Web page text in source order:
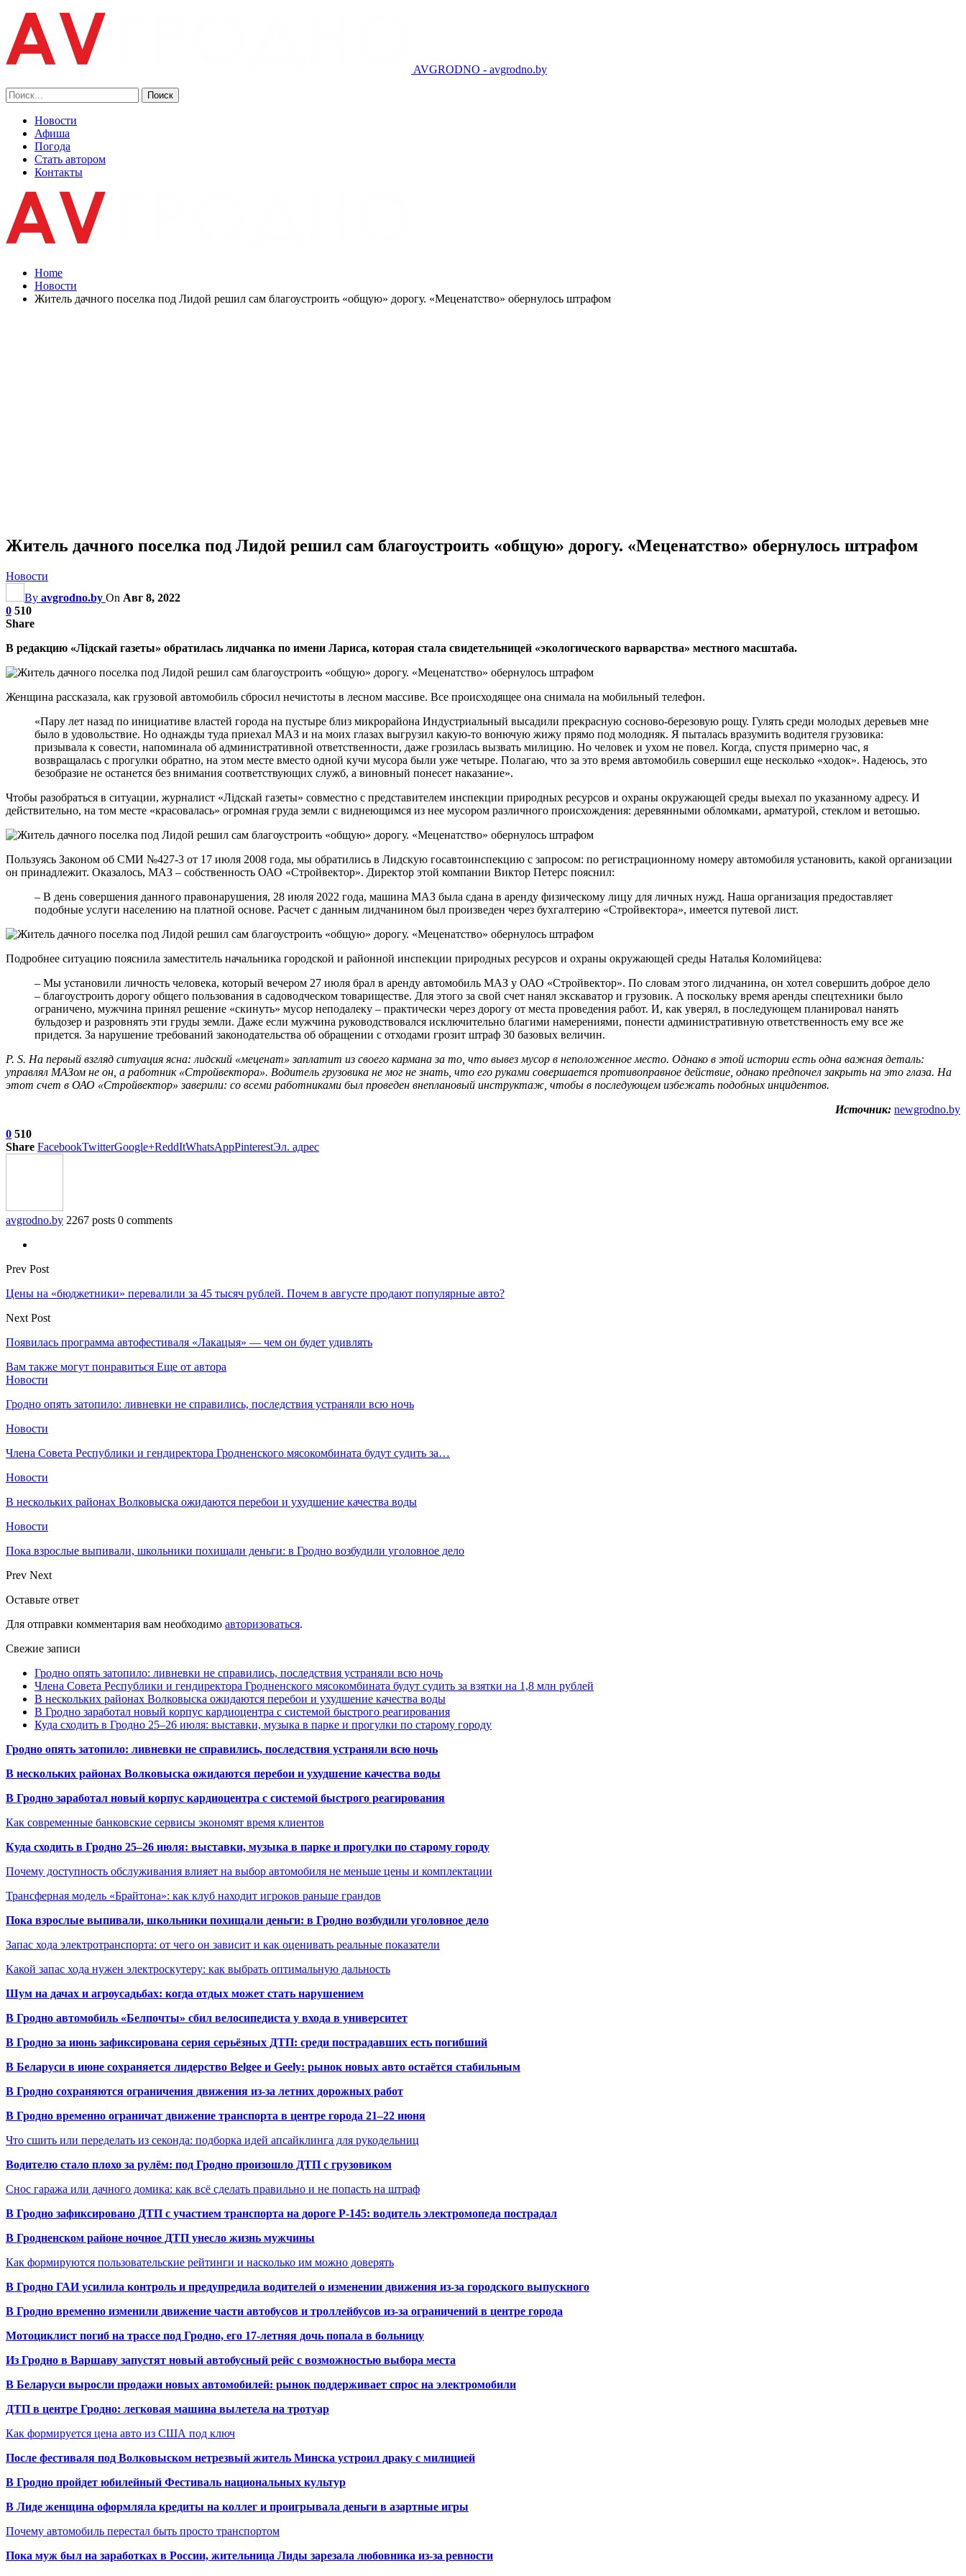
AVGRODNO - avgrodno.by
Новости
Афиша
Погода
Стать автором
Контакты
Home
Новости
Житель дачного поселка под Лидой решил сам благоустроить «общую» дорогу. «Меценатство» обернулось штрафом
Житель дачного поселка под Лидой решил сам благоустроить «общую» дорогу. «Меценатство» обернулось штрафом
Новости
By avgrodno.by On Авг 8, 2022
0 510
Share
В редакцию «Лідскай газеты» обратилась лидчанка по имени Лариса, которая стала свидетельницей «экологического варварства» местного масштаба.
Женщина рассказала, как грузовой автомобиль сбросил нечистоты в лесном массиве. Все происходящее она снимала на мобильный телефон.
«Пару лет назад по инициативе властей города на пустыре близ микрорайона Индустриальный высадили прекрасную сосново-березовую рощу. Гулять среди молодых деревьев мне
было в удовольствие. Но однажды туда приехал МАЗ и на моих глазах выгрузил какую-то вонючую жижу прямо под молодняк. Я пыталась вразумить водителя грузовика:
призывала к совести, напоминала об административной ответственности, даже грозилась вызвать милицию. Но человек и ухом не повел. Когда, спустя примерно час, я
возвращалась с прогулки обратно, на этом месте вместо одной кучи мусора были уже четыре. Полагаю, что за это время автомобиль совершил еще несколько «ходок». Надеюсь, это
безобразие не останется без внимания соответствующих служб, а виновный понесет наказание».
Чтобы разобраться в ситуации, журналист «Лідскай газеты» совместно с представителем инспекции природных ресурсов и охраны окружающей среды выехал по указанному адресу. И
действительно, на том месте «красовалась» огромная груда земли с виднеющимся из нее мусором различного происхождения: деревянными обломками, арматурой, стеклом и ветошью.
Пользуясь Законом об СМИ №427-3 от 17 июля 2008 года, мы обратились в Лидскую госавтоинспекцию с запросом: по регистрационному номеру автомобиля установить, какой организации
он принадлежит. Оказалось, МАЗ – собственность ОАО «Стройвектор». Директор этой компании Виктор Петерс пояснил:
– В день совершения данного правонарушения, 28 июля 2022 года, машина МАЗ была сдана в аренду физическому лицу для личных нужд. Наша организация предоставляет
подобные услуги населению на платной основе. Расчет с данным лидчанином был произведен через бухгалтерию «Стройвектора», имеется путевой лист.
Подробнее ситуацию пояснила заместитель начальника городской и районной инспекции природных ресурсов и охраны окружающей среды Наталья Коломийцева:
– Мы установили личность человека, который вечером 27 июля брал в аренду автомобиль МАЗ у ОАО «Стройвектор». По словам этого лидчанина, он хотел совершить доброе дело
– благоустроить дорогу общего пользования в садоводческом товариществе. Для этого за свой счет нанял экскаватор и грузовик. А поскольку время аренды спецтехники было
ограничено, мужчина принял решение «скинуть» мусор неподалеку – практически через дорогу от места проведения работ. И, как уверял, в последующем планировал нанять
бульдозер и разровнять эти груды земли. Даже если мужчина руководствовался исключительно благими намерениями, понести административную ответственность ему все же
придется. За нарушение требований законодательства об обращении с отходами грозит штраф 30 базовых величин.
Р. S. На первый взгляд ситуация ясна: лидский «меценат» заплатит из своего кармана за то, что вывез мусор в неположенное место. Однако в этой истории есть одна важная деталь:
управлял МАЗом не он, а работник «Стройвектора». Водитель грузовика не мог не знать, что его руками совершается противоправное действие, однако предпочел закрыть на это глаза. На
этот счет в ОАО «Стройвектор» заверили: со всеми работниками был проведен внеплановый инструктаж, чтобы в последующем избежать подобных инцидентов.
Источник: newgrodno.by
0 510
Share FacebookTwitterGoogle+ReddItWhatsAppPinterestЭл. адрес
avgrodno.by 2267 posts 0 comments
Prev Post
Цены на «бюджетники» перевалили за 45 тысяч рублей. Почем в августе продают популярные авто?
Next Post
Появилась программа автофестиваля «Лакацыя» — чем он будет удивлять
Вам также могут понравиться Еще от автора
Новости
Гродно опять затопило: ливневки не справились, последствия устраняли всю ночь
Новости
Члена Совета Республики и гендиректора Гродненского мясокомбината будут судить за…
Новости
В нескольких районах Волковыска ожидаются перебои и ухудшение качества воды
Новости
Пока взрослые выпивали, школьники похищали деньги: в Гродно возбудили уголовное дело
Prev Next
Оставьте ответ
Для отправки комментария вам необходимо авторизоваться.
Свежие записи
Гродно опять затопило: ливневки не справились, последствия устраняли всю ночь
Члена Совета Республики и гендиректора Гродненского мясокомбината будут судить за взятки на 1,8 млн рублей
В нескольких районах Волковыска ожидаются перебои и ухудшение качества воды
В Гродно заработал новый корпус кардиоцентра с системой быстрого реагирования
Куда сходить в Гродно 25–26 июля: выставки, музыка в парке и прогулки по старому городу
Гродно опять затопило: ливневки не справились, последствия устраняли всю ночь
В нескольких районах Волковыска ожидаются перебои и ухудшение качества воды
В Гродно заработал новый корпус кардиоцентра с системой быстрого реагирования
Как современные банковские сервисы экономят время клиентов
Куда сходить в Гродно 25–26 июля: выставки, музыка в парке и прогулки по старому городу
Почему доступность обслуживания влияет на выбор автомобиля не меньше цены и комплектации
Трансферная модель «Брайтона»: как клуб находит игроков раньше грандов
Пока взрослые выпивали, школьники похищали деньги: в Гродно возбудили уголовное дело
Запас хода электротранспорта: от чего он зависит и как оценивать реальные показатели
Какой запас хода нужен электроскутеру: как выбрать оптимальную дальность
Шум на дачах и агроусадьбах: когда отдых может стать нарушением
В Гродно автомобиль «Белпочты» сбил велосипедиста у входа в университет
В Гродно за июнь зафиксирована серия серьёзных ДТП: среди пострадавших есть погибший
В Беларуси в июне сохраняется лидерство Belgee и Geely: рынок новых авто остаётся стабильным
В Гродно сохраняются ограничения движения из-за летних дорожных работ
В Гродно временно ограничат движение транспорта в центре города 21–22 июня
Что сшить или переделать из секонда: подборка идей апсайклинга для рукодельниц
Водителю стало плохо за рулём: под Гродно произошло ДТП с грузовиком
Снос гаража или дачного домика: как всё сделать правильно и не попасть на штраф
В Гродно зафиксировано ДТП с участием транспорта на дороге Р-145: водитель электромопеда пострадал
В Гродненском районе ночное ДТП унесло жизнь мужчины
Как формируются пользовательские рейтинги и насколько им можно доверять
В Гродно ГАИ усилила контроль и предупредила водителей о изменении движения из-за городского выпускного
В Гродно временно изменили движение части автобусов и троллейбусов из-за ограничений в центре города
Мотоциклист погиб на трассе под Гродно, его 17-летняя дочь попала в больницу
Из Гродно в Варшаву запустят новый автобусный рейс с возможностью выбора места
В Беларуси выросли продажи новых автомобилей: рынок поддерживает спрос на электромобили
ДТП в центре Гродно: легковая машина вылетела на тротуар
Как формируется цена авто из США под ключ
После фестиваля под Волковыском нетрезвый житель Минска устроил драку с милицией
В Гродно пройдет юбилейный Фестиваль национальных культур
В Лиде женщина оформляла кредиты на коллег и проигрывала деньги в азартные игры
Почему автомобиль перестал быть просто транспортом
Пока муж был на заработках в России, жительница Лиды зарезала любовника из-за ревности